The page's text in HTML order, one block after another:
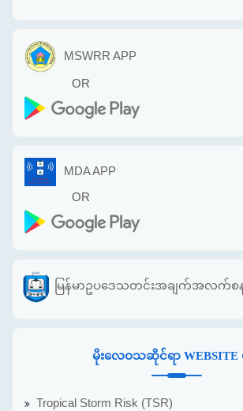
MSWRR APP
OR
MDA APP
OR
မြန်မာဥပဒေသတင်းအချက်အလက်စ
မိုးလေဝသဆိုင်ရာ WEBSITE
Tropical Storm Risk (TSR)